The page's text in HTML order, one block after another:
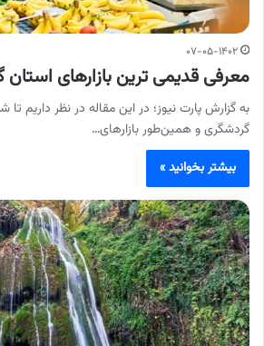
۰۷-۰۵-۱۴۰۲
معرفی قدیمی ترین بازارهای
به گزارش پارت نیوز؛ در این مقاله در نظر داریم تا
گردشگری و همین‌طور بازارهای…
بیشتر بخوانید »